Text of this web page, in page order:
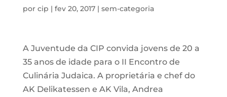
por cip | fev 20, 2017| sem-categoria
A Juventude da CIP convida jovens de 20 a
35 anos de idade para o II Encontro de
Culinária Judaica. A proprietária e chef do
AK Delikatessen e AK Vila, Andrea